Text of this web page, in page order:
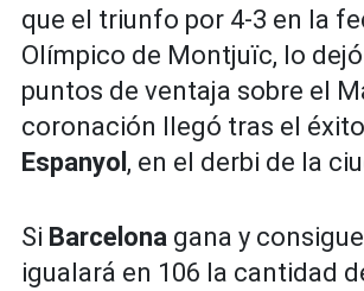
que el triunfo por 4-3 en la
Olímpico de Montjuïc, lo
puntos de ventaja sobre el
coronación llegó tras el
Espanyol , en el derbi de la
Si Barcelona gana y
igualará en 106 la cantidad